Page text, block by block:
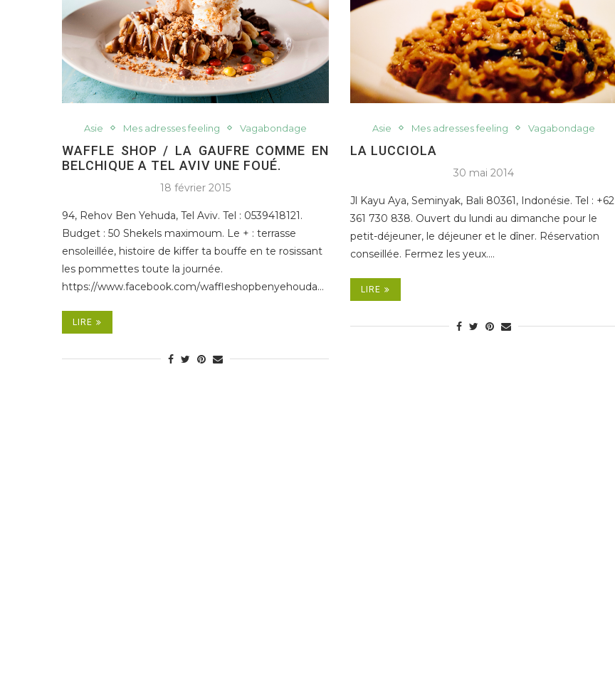
Asie Mes adresses feeling Vagabondage
WAFFLE SHOP / LA GAUFRE COMME EN
BELCHIQUE A TEL AVIV UNE FOUÉ.
18 février 2015
94, Rehov Ben Yehuda, Tel Aviv. Tel : 0539418121.
Budget : 50 Shekels maximoum. Le + : terrasse
ensoleillée, histoire de kiffer ta bouffe en te rosissant
les pommettes toute la journée.
https://www.facebook.com/waffleshopbenyehouda…
LIRE
Asie Mes adresses feeling Vagabondage
LA LUCCIOLA
30 mai 2014
Jl Kayu Aya, Seminyak, Bali 80361, Indonésie. Tel : +62
361 730 838. Ouvert du lundi au dimanche pour le
petit-déjeuner, le déjeuner et le dîner. Réservation
conseillée. Fermez les yeux.…
LIRE